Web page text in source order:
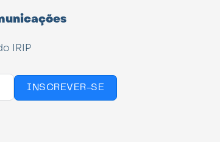
IRIP
INSCREVER-SE